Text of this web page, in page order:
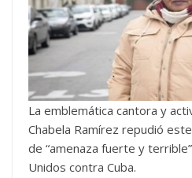
La emblemática cantora y
Chabela Ramírez repudió
de “amenaza fuerte y
Unidos contra Cuba.